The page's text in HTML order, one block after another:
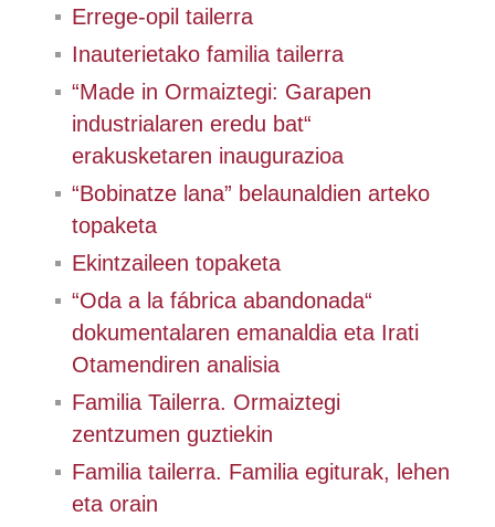
Errege-opil tailerra
Inauterietako familia tailerra
“Made in Ormaiztegi: Garapen
industrialaren eredu bat“
erakusketaren inaugurazioa
“Bobinatze lana” belaunaldien arteko
topaketa
Ekintzaileen topaketa
“Oda a la fábrica abandonada“
dokumentalaren emanaldia eta Irati
Otamendiren analisia
Familia Tailerra. Ormaiztegi
zentzumen guztiekin
Familia tailerra. Familia egiturak, lehen
eta orain